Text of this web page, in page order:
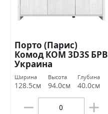
Порто (Парис)
Комод КОМ 3D3S БРВ
Украина
Ширина
128.5см
Высота
94.0см
Глубина
40.0см